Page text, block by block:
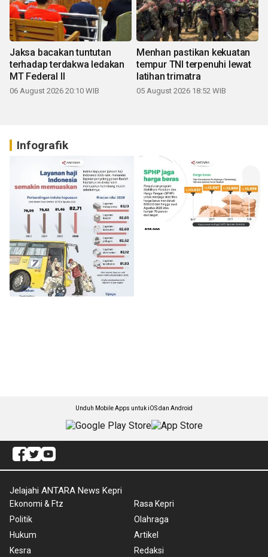
Jaksa bacakan tuntutan
terhadap terdakwa ledakan
MT Federal II
06 August 2026 20:10 WIB
Menhan pastikan kekuatan
tempur TNI terpenuhi lewat
latihan trimatra
05 August 2026 18:52 WIB
Infografik
Unduh Mobile Apps untuk iOS dan Android
Jelajahi ANTARA News Kepri
Ekonomi & Ftz
Politik
Hukum
Kesra
Rasa Kepri
Olahraga
Artikel
Redaksi